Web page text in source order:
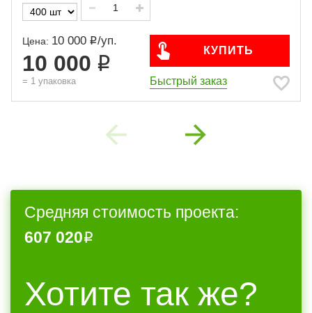
Цена: 10 000 /уп.
10 000
= 1 упаковка
КУПИТЬ
Быстрый заказ
Previous Next
Хотите так же?
Средняя стоимость проекта:
607 020